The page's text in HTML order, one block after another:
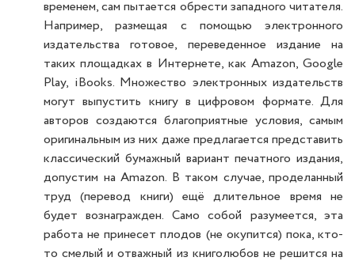
временем, сам пытается обрести западного читателя.
Например, размещая с помощью электронного
издательства готовое, переведенное издание на
таких площадках в Интернете, как Amazon, Google
Play, iBooks. Множество электронных издательств
могут выпустить книгу в цифровом формате. Для
авторов создаются благоприятные условия, самым
оригинальным из них даже предлагается представить
классический бумажный вариант печатного издания,
допустим на Amazon. В таком случае, проделанный
труд (перевод книги) ещё длительное время не
будет вознагражден. Само собой разумеется, эта
работа не принесет плодов (не окупится) пока, кто-
то смелый и отважный из книголюбов не решится на